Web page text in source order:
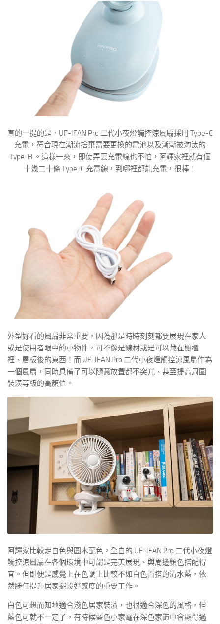
直的一提的是，UF-IFAN Pro 二代小夜燈觸控涼風扇採用 Type-C
充電，符合現在潮流捨棄需要更換的電池以及漸漸被淘汰的
Type-B 。這樣一來，即使弄丟充電線也不怕，阿輝家裡就有個
十幾二十條 Type-C 充電線，到哪裡都能充電，很棒！
外型好看的風扇非常重要，因為那是時時刻刻都要展現在家人
或是使用者眼中的小物件，可不像是線材或是可以藏在櫥櫃
裡、層板後的東西！而 UF-IFAN Pro 二代小夜燈觸控涼風扇作為
一個風扇，同時具備了可以隨意放置都不突兀、甚至提高周圍
裝潢等級的高顏值。
阿輝家比較走白色與圓木配色，全白的 UF-IFAN Pro 二代小夜燈
觸控涼風扇在各個環境中可謂是完美展現、與周邊顏色搭配得
宜。但即便是感覺上在色調上比較不如白色百搭的清水藍，依
然勝任提升居家擺設好感度的重要工作。
白色可想而知地適合淺色居家裝潢，也很適合深色的風格，但
藍色可就不一定了，有時候藍色小家電在深色家飾中會顯得過